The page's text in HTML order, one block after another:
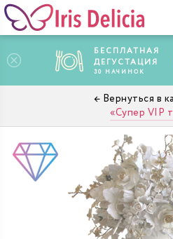
БЕСПЛАТНАЯ
ДЕГУСТАЦИЯ
30 НАЧИНОК
Супер VIP